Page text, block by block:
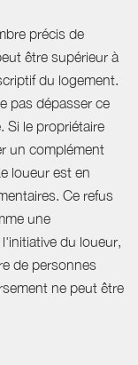
précis de
être supérieur à
du logement.
pas dépasser ce
Si le propriétaire
un complément
loueur est en
Ce refus
une
du loueur,
de personnes
ne peut être